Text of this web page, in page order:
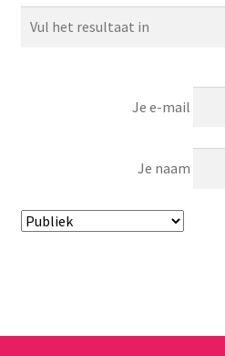
Je e-mail
Je naam